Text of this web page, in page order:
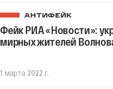
АНТИФЕЙК
Фейк РИА «Новости»:
мирных жителей
1 марта 2022 г.